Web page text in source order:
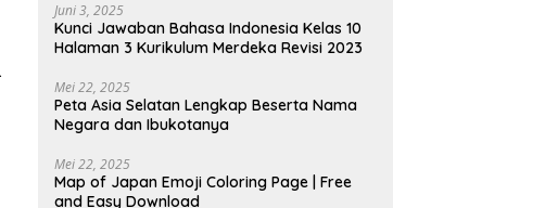
Juni 3, 2025
Kunci Jawaban Bahasa Indonesia Kelas 10
Halaman 3 Kurikulum Merdeka Revisi 2023
Mei 22, 2025
Peta Asia Selatan Lengkap Beserta Nama
Negara dan Ibukotanya
Mei 22, 2025
Map of Japan Emoji Coloring Page | Free
and Easy Download